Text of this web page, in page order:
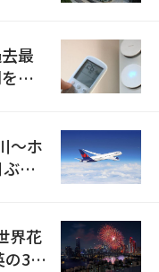
最
点
〜ホ
り
界花
3カ